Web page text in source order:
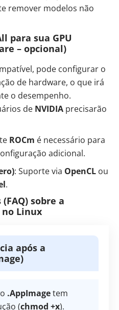
remover modelos não
para sua GPU
– opcional)
pode configurar o
de hardware, o que irá
o desempenho.
de NVIDIA precisarão
ROCm é necessário para
adicional.
: Suporte via OpenCL ou
.
sobre a
no Linux
após a
.AppImagetem
(chmod +x).